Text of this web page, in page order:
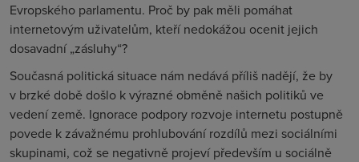
Evropského parlamentu. Proč by pak měli pomáhat
internetovým uživatelům, kteří nedokážou ocenit jejich
dosavadní „zásluhy“?
Současná politická situace nám nedává příliš nadějí, že by
v brzké době došlo k výrazné obměně našich politiků ve
vedení země. Ignorace podpory rozvoje internetu postupně
povede k závažnému prohlubování rozdílů mezi sociálními
skupinami, což se negativně projeví především u sociálně